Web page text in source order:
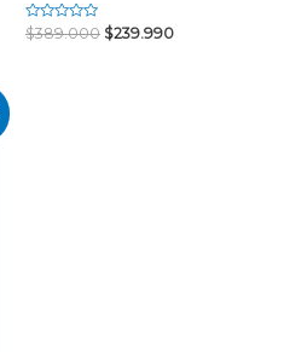
Rated
0
$389.000 $239.990